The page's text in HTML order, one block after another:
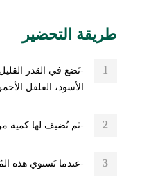
طريقة التحضير
-نَضع في القدر
الأسود، الفلفل
-ثم نُضيف لها كمية
-عندما تَستوي هذه